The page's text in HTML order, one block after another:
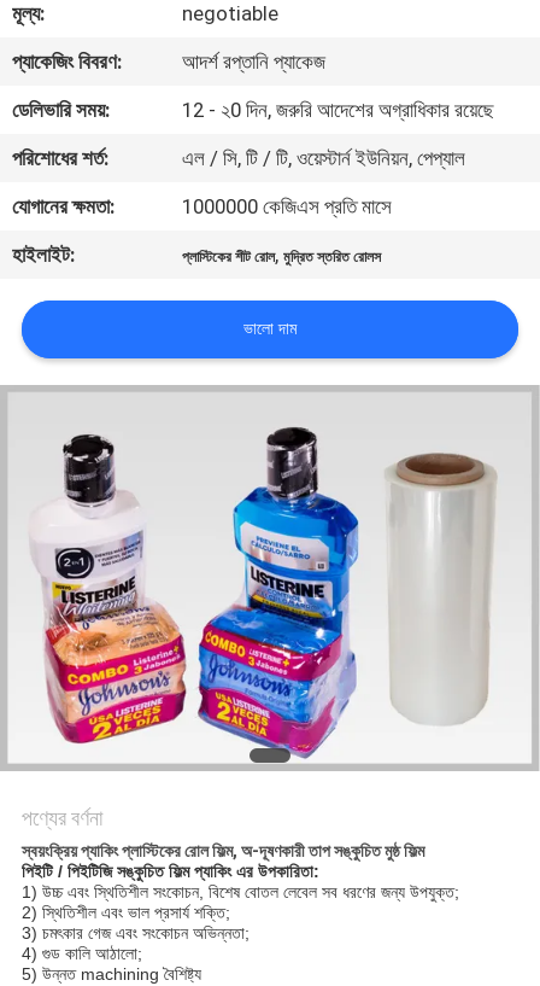
কারখানা
ভ্রমণ
মান
নিয়ন্ত্রণ
যোগাযোগ
করুন
খবর
উদ্ধৃতির
জন্য
আবেদন
সাইট
ম্যাপ
গোপনীয়তা
মূল্য:
negotiable
প্যাকেজিং বিবরণ:
আদর্শ রপ্তানি প্যাকেজ
ডেলিভারি সময়:
12 - ২0 দিন, জরুরি আদেশের অগ্রাধিকার রয়েছে
পরিশোধের শর্ত:
এল / সি, টি / টি, ওয়েস্টার্ন ইউনিয়ন, পেপ্যাল
যোগানের ক্ষমতা:
1000000 কেজিএস প্রতি মাসে
হাইলাইট:
প্লাস্টিকের শীট রোল,মুদ্রিত স্তরিত রোলস
ভালো দাম
পণ্যের বর্ণনা
স্বয়ংক্রিয় প্যাকিং প্লাস্টিকের রোল ফিল্ম, অ-দূষণকারী তাপ সঙ্কুচিত মুষ্ঠ ফিল্ম
পিইটি / পিইটিজি সঙ্কুচিত ফিল্ম প্যাকিং এর উপকারিতা:
1) উচ্চ এবং স্থিতিশীল সংকোচন, বিশেষ বোতল লেবেল সব ধরণের জন্য উপযুক্ত;
2) স্থিতিশীল এবং ভাল প্রসার্য শক্তি;
3) চমৎকার গেজ এবং সংকোচন অভিন্নতা;
4) গুড কালি আঠালো;
5) উন্নত machining বৈশিষ্ট্য